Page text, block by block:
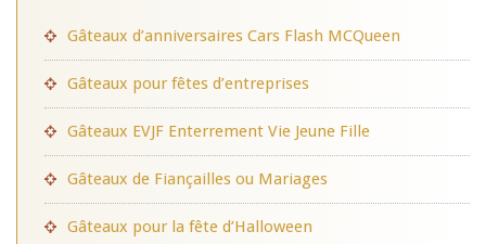
Gâteaux d’anniversaires Cars Flash MCQueen
Gâteaux pour fêtes d’entreprises
Gâteaux EVJF Enterrement Vie Jeune Fille
Gâteaux de Fiançailles ou Mariages
Gâteaux pour la fête d’Halloween